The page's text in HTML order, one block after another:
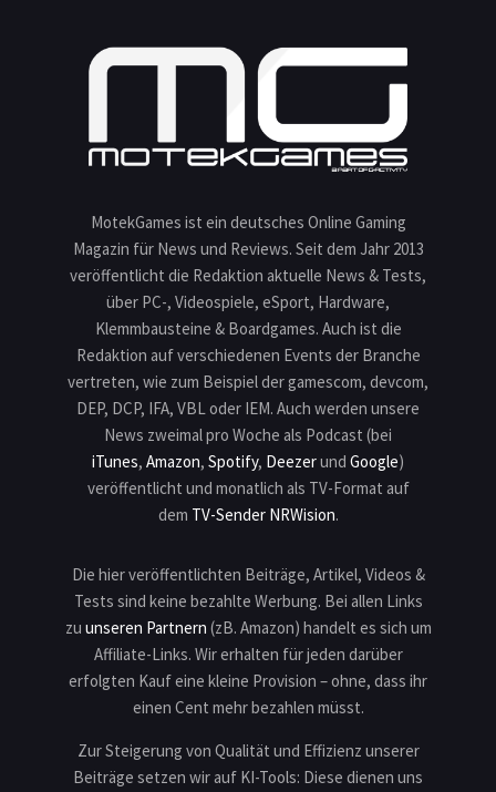
MotekGames ist ein deutsches Online Gaming
Magazin für News und Reviews. Seit dem Jahr 2013
veröffentlicht die Redaktion aktuelle News & Tests,
über PC-, Videospiele, eSport, Hardware,
Klemmbausteine & Boardgames. Auch ist die
Redaktion auf verschiedenen Events der Branche
vertreten, wie zum Beispiel der gamescom, devcom,
DEP, DCP, IFA, VBL oder IEM. Auch werden unsere
News zweimal pro Woche als Podcast (bei
iTunes, Amazon, Spotify, Deezerund Google)
veröffentlicht und monatlich als TV-Format auf
dem TV-Sender NRWision.
Die hier veröffentlichten Beiträge, Artikel, Videos &
Tests sind keine bezahlte Werbung. Bei allen Links
zu unseren Partnern (zB. Amazon) handelt es sich um
Affiliate-Links. Wir erhalten für jeden darüber
erfolgten Kauf eine kleine Provision – ohne, dass ihr
einen Cent mehr bezahlen müsst.
Zur Steigerung von Qualität und Effizienz unserer
Beiträge setzen wir auf KI-Tools: Diese dienen uns